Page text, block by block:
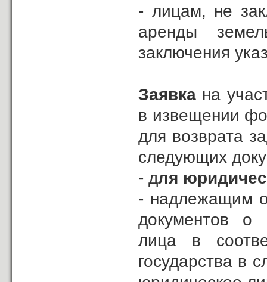
- лицам, не
аренды
заключения
Заявка на
в извещении
для возврата
следующих
- для
- надлежащим
документов о
лица в
государства в